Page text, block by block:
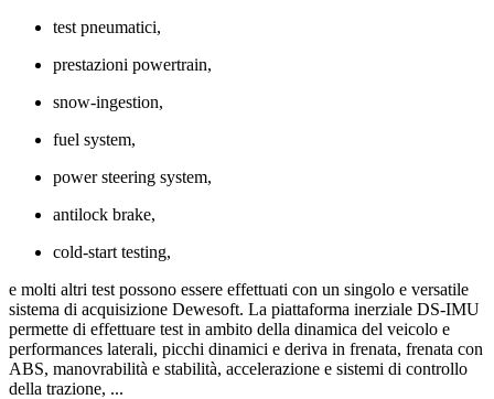
test pneumatici,
prestazioni powertrain,
snow-ingestion,
fuel system,
power steering system,
antilock brake,
cold-start testing,
e molti altri test possono essere effettuati con un singolo e versatile
sistema di acquisizione Dewesoft. La piattaforma inerziale DS-IMU
permette di effettuare test in ambito della dinamica del veicolo e
performances laterali, picchi dinamici e deriva in frenata, frenata con
ABS, manovrabilità e stabilità, accelerazione e sistemi di controllo
della trazione, ...